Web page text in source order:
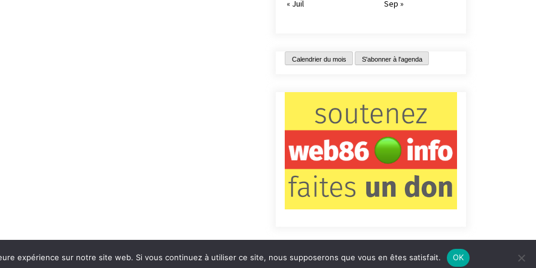
« Juil
Sep »
Calendrier du mois S'abonner à l'agenda
Contact Qui sommes-nous ? Informations légales
expérience sur notre site web. Si vous continuez à utiliser ce site, nous supposerons que vous en êtes satisfait. OK